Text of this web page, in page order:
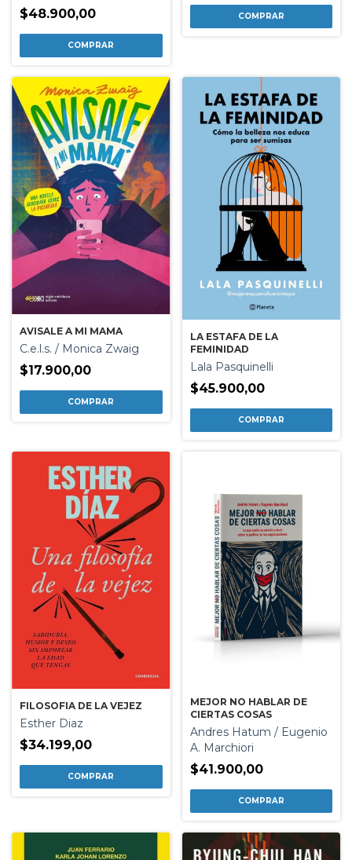
$48.900,00
AVISALE A MI MAMA
C.e.l.s. / Monica Zwaig
$17.900,00
LA ESTAFA DE LA
FEMINIDAD
Lala Pasquinelli
$45.900,00
FILOSOFIA DE LA VEJEZ
Esther Diaz
$34.199,00
MEJOR NO HABLAR DE
CIERTAS COSAS
Andres Hatum / Eugenio
A. Marchiori
$41.900,00